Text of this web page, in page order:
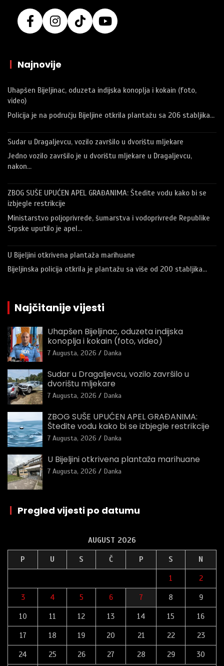
| Najnovije
Uhapšen Bijeljinac, oduzeta indijska konoplja i kokain (foto,
video)
Policija je na području Bijeljine otkrila plantažu sa 206 stabljika…
Sudar u Dragaljevcu, vozilo završilo u dvorištu mljekare
Jedno vozilo završilo je u dvorištu mljekare u Dragaljevcu,
nakon…
ZBOG SUŠE UPUĆEN APEL GRAĐANIMA: Štedite vodu kako bi se
izbjegle restrikcije
Ministarstvo poljoprivrede, šumarstva i vodoprivrede Republike
Srpske uputilo je apel…
U Bijeljini otkrivena plantaža marihuane
Bijeljinska policija otkrila je plantažu sa više od 200 stabljika…
Najčitanije vijesti
Uhapšen Bijeljinac, oduzeta indijska
konoplja i kokain (foto, video)
7 Augusta, 2026 Danka
Sudar u Dragaljevcu, vozilo završilo u
dvorištu mljekare
7 Augusta, 2026 Danka
ZBOG SUŠE UPUĆEN APEL GRAĐANIMA:
Štedite vodu kako bi se izbjegle restrikcije
7 Augusta, 2026 Danka
U Bijeljini otkrivena plantaža marihuane
7 Augusta, 2026 Danka
| Pregled vijesti po datumu
AUGUST 2026
P U S Č P S N
1 2
3 4 5 6 7 8 9
10 11 12 13 14 15 16
17 18 19 20 21 22 23
24 25 26 27 28 29 30